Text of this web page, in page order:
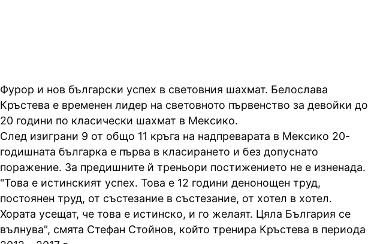
Фурор и нов български успех в световния шахмат. Белослава
Кръстева е временен лидер на световното първенство за девойки до
20 години по класически шахмат в Мексико.
След изиграни 9 от общо 11 кръга на надпреварата в Мексико 20-
годишната българка е първа в класирането и без допуснато
поражение. За предишните й треньори постижението не е изненада.
"Това е истинският успех. Това е 12 години денонощен труд,
постоянен труд, от състезание в състезание, от хотел в хотел.
Хората усещат, че това е истинско, и го желаят. Цяла България се
вълнува", смята Стефан Стойнов, който тренира Кръстева в периода